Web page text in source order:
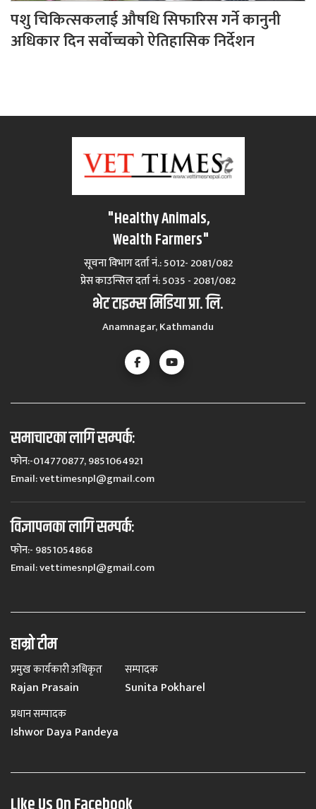
पशु चिकित्सकलाई औषधि सिफारिस गर्ने कानुनी
अधिकार दिन सर्वोच्चको ऐतिहासिक निर्देशन
"Healthy Animals,
Wealth Farmers"
सूचना विभाग दर्ता नं.: 5012- 2081/082
प्रेस काउन्सिल दर्ता नं‍: 5035 - 2081/082
भेट टाइम्स मिडिया प्रा. लि.
Anamnagar, Kathmandu
समाचारका लागि सम्पर्कः
फोन:-014770877, 9851064921
Email:vettimesnpl@gmail.com
विज्ञापनका लागि सम्पर्कः
फोन:- 9851054868
Email:vettimesnpl@gmail.com
हाम्रो टीम
प्रमुख कार्यकारी अधिकृत
Rajan Prasain
सम्पादक
Sunita Pokharel
प्रधान सम्पादक
Ishwor Daya Pandeya